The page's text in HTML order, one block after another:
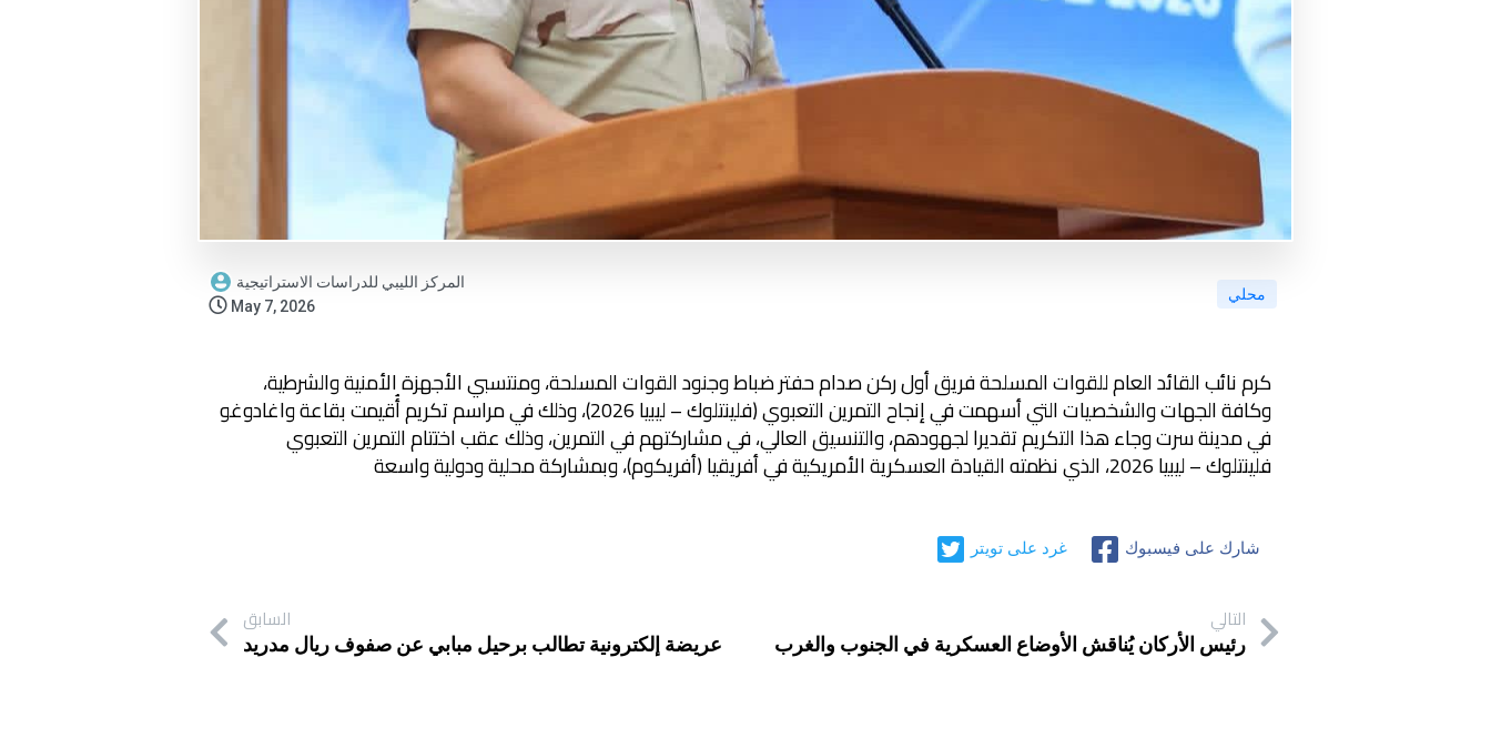
المركز الليبي للدراسات الاستراتيجية
May 7, 2026
محلي
كرم نائب القائد العام للقوات المسلحة فريق أول ركن صدام حفتر ضباط وجنود القوات المسلحة، ومنتسبي الأجهزة الأمنية والشرطية،
وكافة الجهات والشخصيات التي أسهمت في إنجاح التمرين التعبوي (فلينتلوك – ليبيا 2026)، وذلك في مراسم تكريم أُقيمت بقاعة واغادوغو
في مدينة سرت وجاء هذا التكريم تقديرا لجهودهم، والتنسيق العالي، في مشاركتهم في التمرين، وذلك عقب اختتام التمرين التعبوي
فلينتلوك – ليبيا 2026، الذي نظمته القيادة العسكرية الأمريكية في أفريقيا (أفريكوم)، وبمشاركة محلية ودولية واسعة
غرد على تويتر شارك على فيسبوك
السابق
عريضة إلكترونية تطالب برحيل مبابي عن صفوف ريال مدريد
التالي
رئيس الأركان يُناقش الأوضاع العسكرية في الجنوب والغرب